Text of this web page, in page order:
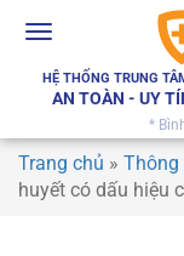
Toggle
HỆ THỐNG TRUNG
AN TOÀN - UY
*
Trang chủ » Thông
huyết có dấu hiệu